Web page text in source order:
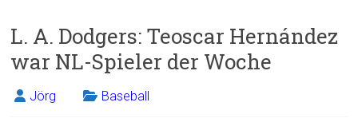
L. A. Dodgers: Teoscar Hernández
war NL-Spieler der Woche
Jörg Baseball